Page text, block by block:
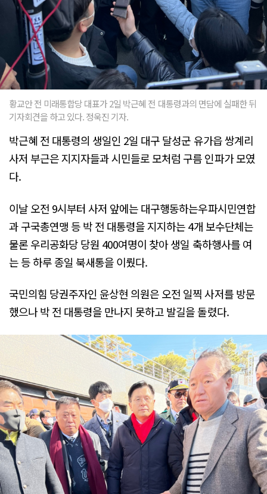
황교안 전 미래통합당 대표가 2일 박근혜 전 대통령과의 면담에 실패한 뒤
기자회견을 하고 있다. 정욱진 기자.
박근혜 전 대통령의 생일인 2일 대구 달성군 유가읍 쌍계리
사저 부근은 지지자들과 시민들로 모처럼 구름 인파가 모였
다.
이날 오전 9시부터 사저 앞에는 대구행동하는우파시민연합
과 구국총연맹 등 박 전 대통령을 지지하는 4개 보수단체는
물론 우리공화당 당원 400여명이 찾아 생일 축하행사를 여
는 등 하루 종일 북새통을 이뤘다.
국민의힘 당권주자인 윤상현 의원은 오전 일찍 사저를 방문
했으나 박 전 대통령을 만나지 못하고 발길을 돌렸다.